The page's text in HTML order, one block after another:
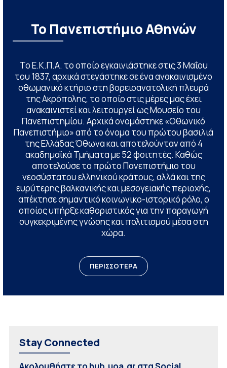
Το Πανεπιστήμιο Αθηνών
Το Ε.Κ.Π.Α. το οποίο εγκαινιάστηκε στις 3 Μαΐου
του 1837, αρχικά στεγάστηκε σε ένα ανακαινισμένο
οθωμανικό κτήριο στη βορειοανατολική πλευρά
της Ακρόπολης, το οποίο στις μέρες μας έχει
ανακαινιστεί και λειτουργεί ως Μουσείο του
Πανεπιστημίου. Αρχικά ονομάστηκε «Οθωνικό
Πανεπιστήμιο» από το όνομα του πρώτου βασιλιά
της Ελλάδας Όθωνα και αποτελούνταν από 4
ακαδημαϊκά Τμήματα με 52 φοιτητές. Καθώς
αποτελούσε το πρώτο Πανεπιστήμιο του
νεοσύστατου ελληνικού κράτους, αλλά και της
ευρύτερης βαλκανικής και μεσογειακής περιοχής,
απέκτησε σημαντικό κοινωνικο-ιστορικό ρόλο, ο
οποίος υπήρξε καθοριστικός για την παραγωγή
συγκεκριμένης γνώσης και πολιτισμού μέσα στη
χώρα.
ΠΕΡΙΣΣΟΤΕΡΑ
Stay Connected